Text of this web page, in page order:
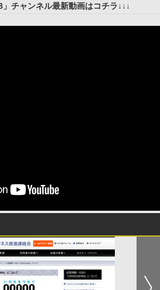
チャンネル最新動画はコチラ↓↓↓